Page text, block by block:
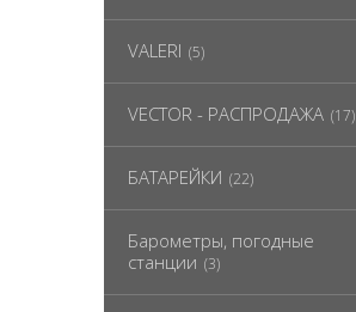
VALERI (5)
VECTOR - РАСПРОДАЖА (17)
БАТАРЕЙКИ (22)
Барометры, погодные
станции (3)